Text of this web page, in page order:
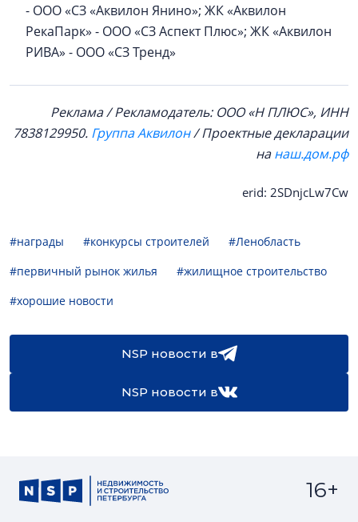
- ООО «СЗ «Аквилон Янино»; ЖК «Аквилон
РекаПарк» - ООО «СЗ Аспект Плюс»; ЖК «Аквилон
РИВА» - ООО «СЗ Тренд»
Реклама / Рекламодатель: ООО «Н ПЛЮС», ИНН
7838129950. Группа Аквилон/ Проектные декларации
нанаш.дом.рф
erid: 2SDnjcLw7Cw
#награды #конкурсы строителей
#Ленобласть
#первичный рынок жилья
#жилищное строительство
#хорошие новости
NSP новости в
NSP новости в
16+